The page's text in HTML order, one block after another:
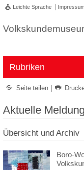
Leichte Sprache
Rubriken
Seite teilen
Aktuelle
Übersicht und Archiv
Boro-